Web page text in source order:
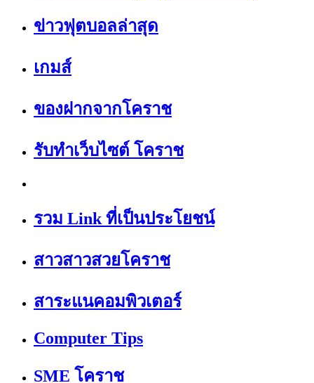
ข่าวฟุตบอลล่าสุด
เกมส์
ของฝากจากโคราช
รับทำเว็บไซต์ โคราช
รวม Link ที่เป็นประโยชน์
สาวสาวสวยโคราช
สาระแนคอมพิวเตอร์
Computer Tips
SME โคราช